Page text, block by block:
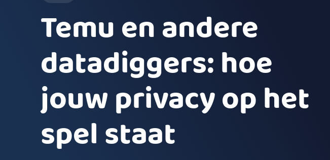
Temu en andere
datadiggers: hoe
jouw privacy op het
spel staat